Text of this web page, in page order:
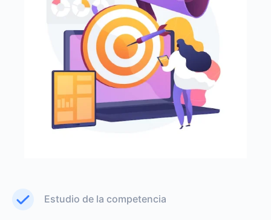
Estudio de la competencia